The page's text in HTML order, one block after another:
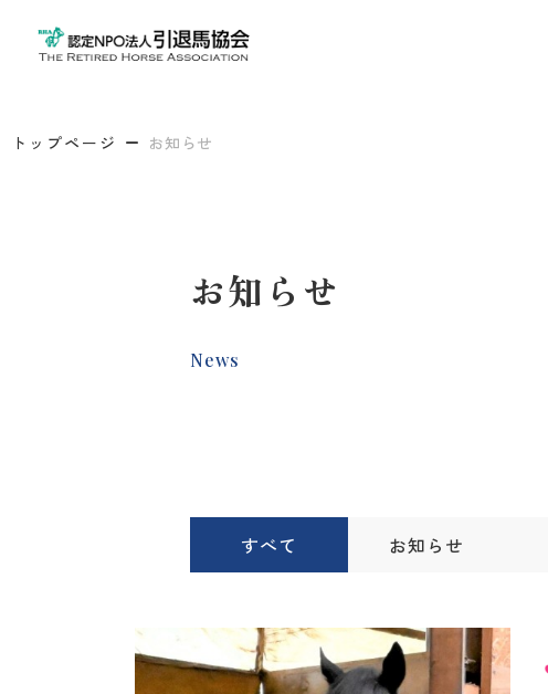
トップページ お知らせ
お知らせ
News
すべて お知らせ